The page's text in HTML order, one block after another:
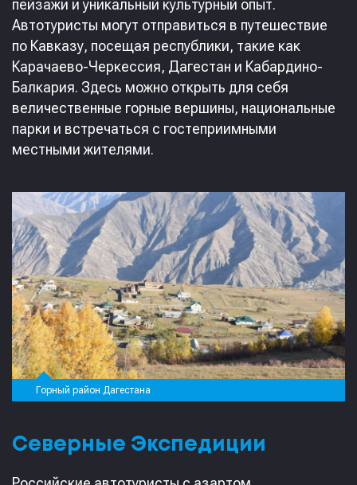
пейзажи и уникальный культурный опыт.
Автотуристы могут отправиться в путешествие
по Кавказу, посещая республики, такие как
Карачаево-Черкессия, Дагестан и Кабардино-
Балкария. Здесь можно открыть для себя
величественные горные вершины, национальные
парки и встречаться с гостеприимными
местными жителями.
Горный район Дагестана
Северные Экспедиции